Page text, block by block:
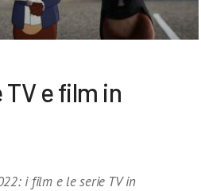
e film in
i film e le serie TV in